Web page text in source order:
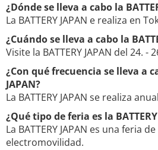
¿Dónde se lleva a cabo la
La BATTERY JAPAN e realiza en
¿Cuándo se lleva a cabo la
Visite la BATTERY JAPAN del 24. -
¿Con qué frecuencia se lleva a
JAPAN?
La BATTERY JAPAN se realiza
¿Qué tipo de feria es la BATTERY
La BATTERY JAPAN es una feria
electromovilidad.